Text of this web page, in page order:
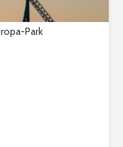
Park